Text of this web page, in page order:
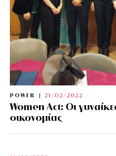
POWER 21/02/2022
Women Act: Οι
οικονομίας